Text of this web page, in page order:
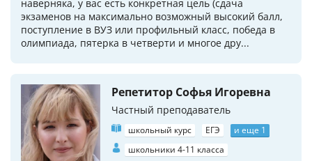
наверняка, у вас есть конкретная цель (сдача
экзаменов на максимально возможный высокий балл,
поступление в ВУЗ или профильный класс, победа в
олимпиада, пятерка в четверти и многое дру...
Репетитор Софья Игоревна
Частный преподаватель
школьный курс ЕГЭ
и еще 1
школьники 4-11 класса